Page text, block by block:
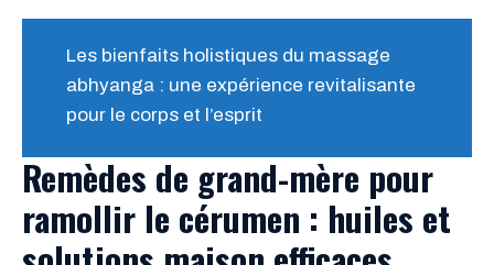
Les bienfaits holistiques du massage
abhyanga : une expérience revitalisante
pour le corps et l’esprit
Remèdes de grand-mère pour
ramollir le cérumen : huiles et